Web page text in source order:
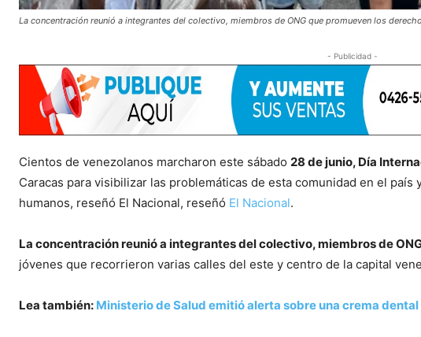
La concentración reunió a integrantes del colectivo, miembros de ONG que promueven los
- Publicidad -
Cientos de venezolanos marcharon este sábado 28 de junio, Día
Caracas para visibilizar las problemáticas de esta comunidad en el
humanos, reseñó El Nacional, reseñó El Nacional.
La concentración reunió a integrantes del colectivo, miembros de
jóvenes que recorrieron varias calles del este y centro de la capital
Lea también: Ministerio de Salud emitió alerta sobre una crema